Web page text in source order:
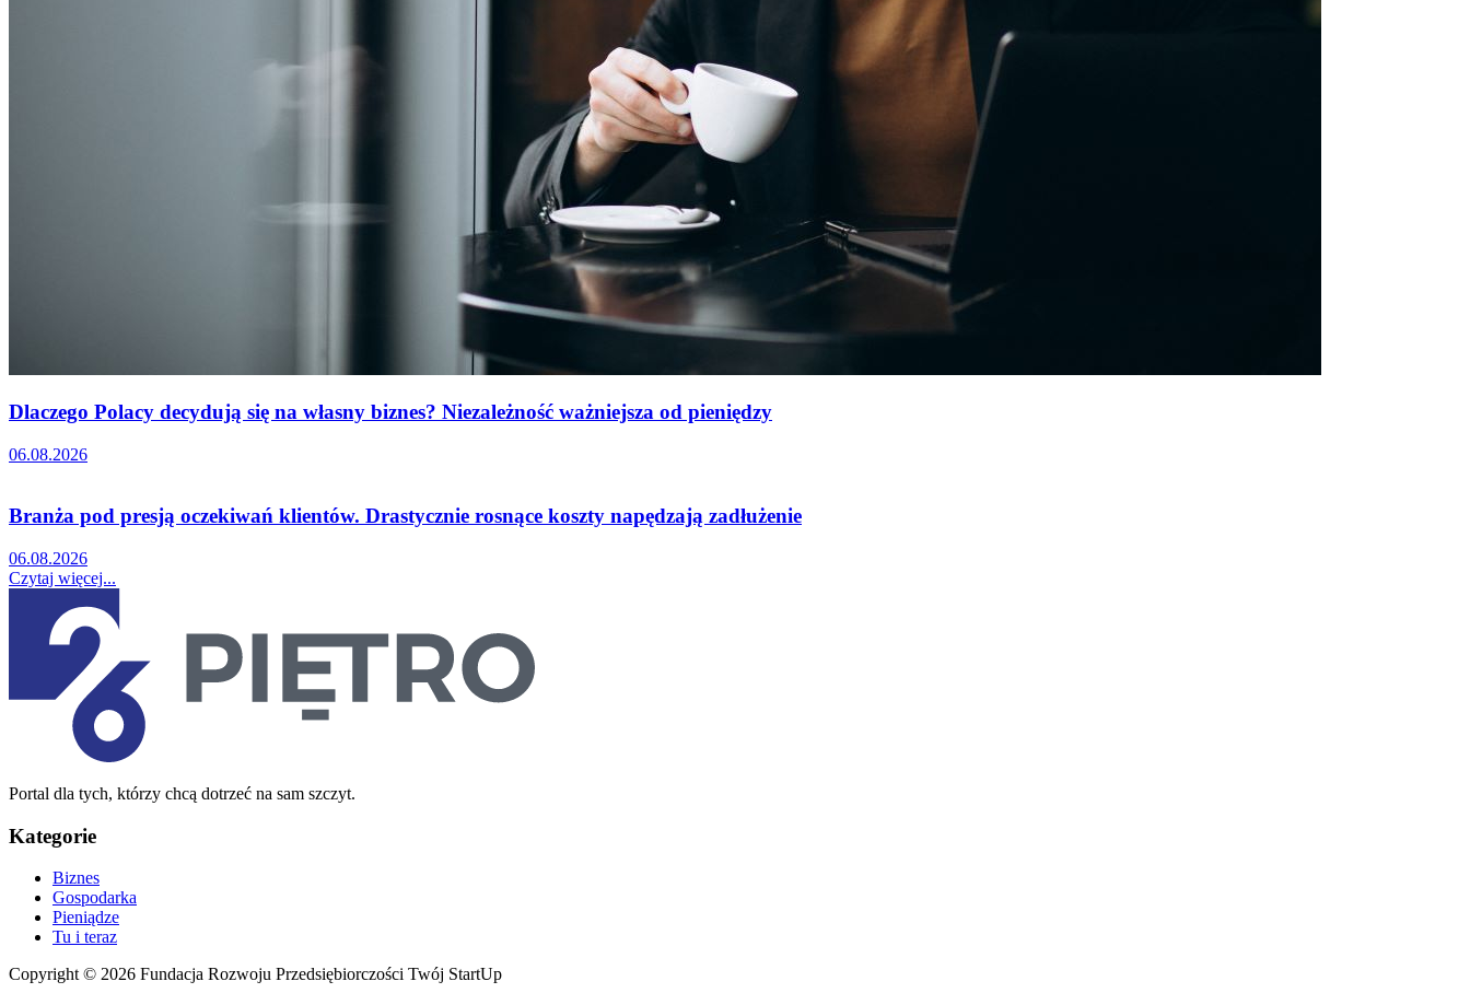
Dlaczego Polacy decydują się na własny biznes? Niezależność ważniejsza od pieniędzy
06.08.2026
Branża pod presją oczekiwań klientów. Drastycznie rosnące koszty napędzają zadłużenie
06.08.2026
Czytaj więcej...
Portal dla tych, którzy chcą dotrzeć na sam szczyt.
Kategorie
Biznes
Gospodarka
Pieniądze
Tu i teraz
Copyright © 2026 Fundacja Rozwoju Przedsiębiorczości Twój StartUp